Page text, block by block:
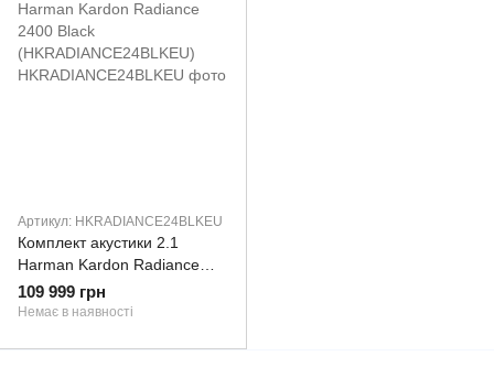
Артикул: HKRADIANCE24BLKEU
Комплект акустики 2.1
Harman Kardon Radiance
2400 Black
(HKRADIANCE24BLKEU)
109 999 грн
Немає в наявності